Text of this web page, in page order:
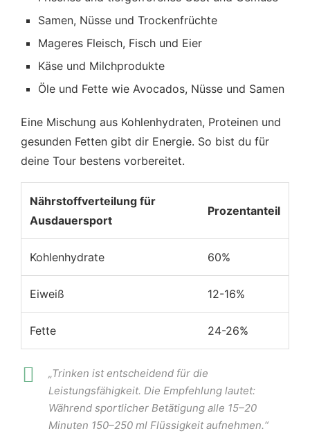
Samen, Nüsse und Trockenfrüchte
Mageres Fleisch, Fisch und Eier
Käse und Milchprodukte
Öle und Fette wie Avocados, Nüsse und Samen
Eine Mischung aus Kohlenhydraten, Proteinen und
gesunden Fetten gibt dir Energie. So bist du für
deine Tour bestens vorbereitet.
Nährstoffverteilung für
Ausdauersport
Prozentanteil
Kohlenhydrate 60%
Eiweiß 12-16%
Fette 24-26%
„Trinken ist entscheidend für die
Leistungsfähigkeit. Die Empfehlung lautet:
Während sportlicher Betätigung alle 15–20
Minuten 150–250 ml Flüssigkeit aufnehmen.“